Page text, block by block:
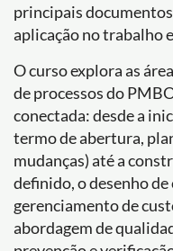
principais
aplicação no trabalho
O curso explora as
de processos do
conectada: desde a
termo de abertura,
mudanças) até a
definido, o desenho
gerenciamento de
abordagem de